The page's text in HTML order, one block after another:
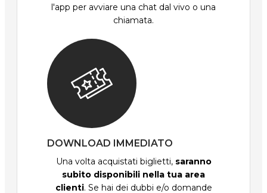
l'app per avviare una chat dal vivo o una
chiamata.
DOWNLOAD IMMEDIATO
Una volta acquistati biglietti, saranno
subito disponibili nella tua area
clienti. Se hai dei dubbi e/o domande